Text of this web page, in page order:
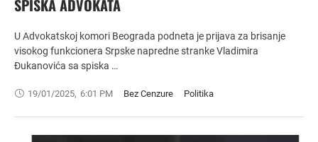
SPISKA ADVOKATA
U Advokatskoj komori Beograda podneta je prijava za brisanje
visokog funkcionera Srpske napredne stranke Vladimira
Đukanovića sa spiska …
19/01/2025, 6:01 PM Bez Cenzure Politika